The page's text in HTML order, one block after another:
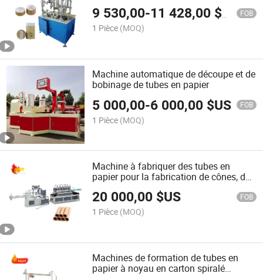
9 530,00-11 428,00 $US FOB
1 Pièce (MOQ)
Machine automatique de découpe et de
bobinage de tubes en papier
5 000,00-6 000,00 $US FOB
1 Pièce (MOQ)
Machine à fabriquer des tubes en
papier pour la fabrication de cônes, de
pots de chips et de noyaux en papier
avec découpe spirale automatique
20 000,00 $US FOB
1 Pièce (MOQ)
Machines de formation de tubes en
papier à noyau en carton spiralé